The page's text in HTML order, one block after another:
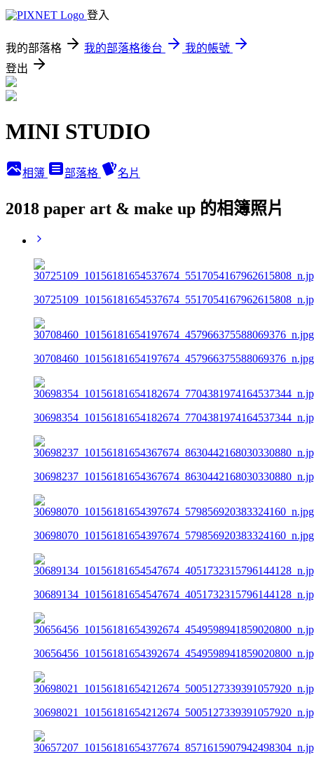
登入
我的部落格 我的部落格後台
我的帳號
登出
MINI STUDIO
相簿 部落格 名片
2018 paper art & make up 的相簿照片
30708460_10156181654197674_457966375588069376_n.jpg
30698070_10156181654397674_579856920383324160_n.jpg